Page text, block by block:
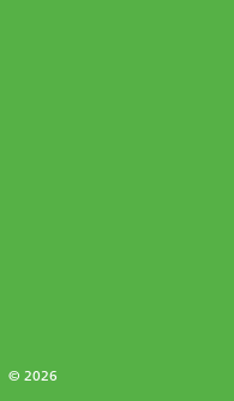
© 2026